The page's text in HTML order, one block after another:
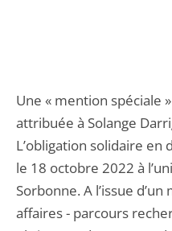
Une « mention spéciale
attribuée à Solange
L’obligation solidaire
le 18 octobre 2022 à
Sorbonne. A l’issue
affaires - parcours